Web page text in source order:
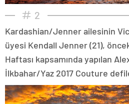
2
Kardashian/Jenner ailesinin
üyesi Kendall Jenner (21),
Haftası kapsamında yapılan
İlkbahar/Yaz 2017 Couture